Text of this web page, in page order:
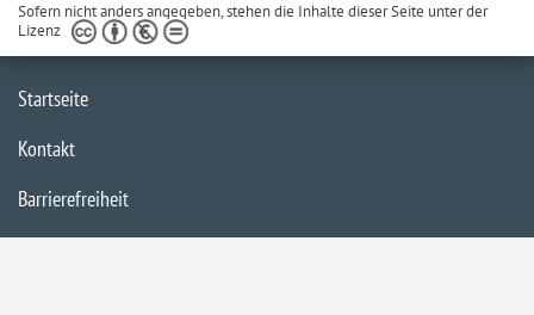
Sofern nicht anders angegeben, stehen die Inhalte dieser Seite unter der
Lizenz
Startseite
Kontakt
Barrierefreiheit